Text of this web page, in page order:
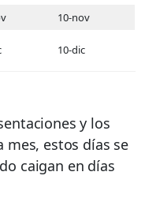
10-nov
10-dic
y los
mes, estos días se
caigan en días